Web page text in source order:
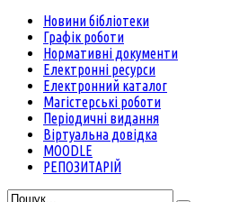
Новини бібліотеки
Графік роботи
Нормативні документи
Електронні ресурси
Електронний каталог
Магістерські роботи
Періодичні видання
Віртуальна довідка
MOODLE
РЕПОЗИТАРІЙ